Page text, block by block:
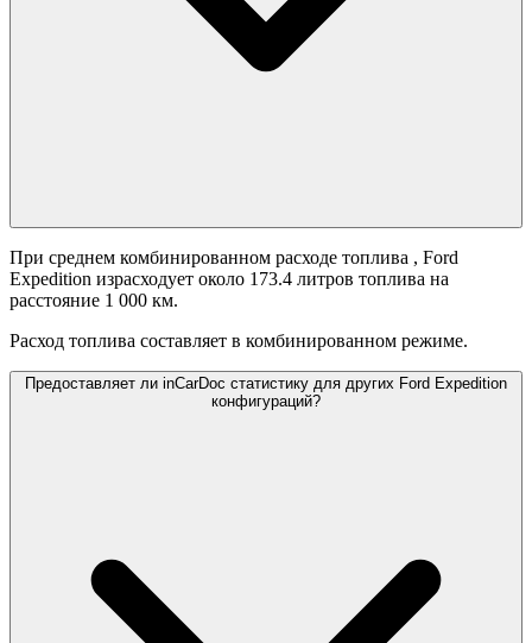
При среднем комбинированном расходе топлива , Ford
Expedition израсходует около 173.4 литров топлива на
расстояние 1 000 км.
Расход топлива составляет в комбинированном режиме.
Предоставляет ли inCarDoc статистику для других Ford Expedition
конфигураций?